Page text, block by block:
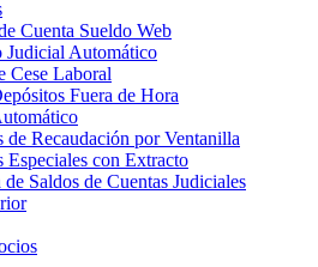
Cuenta Sueldo Web
Judicial Automático
Cese Laboral
Fuera de Hora
de Recaudación por Ventanilla
Especiales con Extracto
Saldos de Cuentas Judiciales